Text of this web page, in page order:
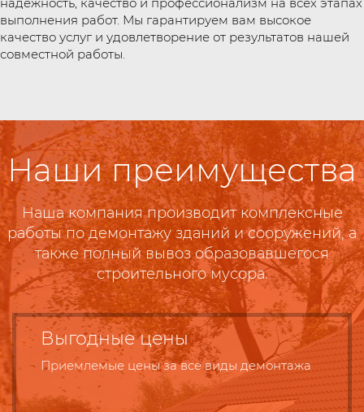
выполнения работ. Мы гарантируем вам высокое
качество услуг и удовлетворение от результатов нашей
совместной работы.
Наши преимущества
Наша компания производит комплексные
работы по демонтажу зданий и сооружений, а
также полный вывоз образовавшегося
строительного мусора.
Выгодные цены
Приемлемые цены за все виды демонтажа